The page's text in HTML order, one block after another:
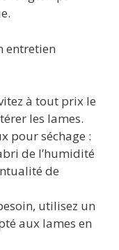
entretien
à tout prix le
les lames.
pour séchage :
de l’humidité
de
utilisez un
aux lames en